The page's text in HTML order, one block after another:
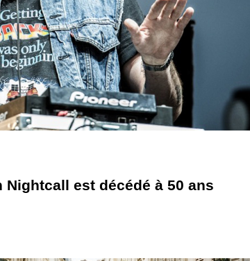
est décédé à 50 ans